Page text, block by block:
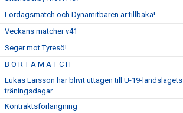
Lördagsmatch och Dynamitbaren är tillbaka!
Veckans matcher v41
Seger mot Tyresö!
B O R T A M A T C H
Lukas Larsson har blivit uttagen till U-19-landslagets
träningsdagar
Kontraktsförlängning